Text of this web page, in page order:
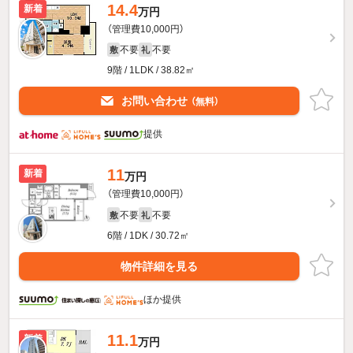
新着 14.4万円
（管理費10,000円）
敷 不要 礼 不要
9階 / 1LDK / 38.82㎡
お問い合わせ （無料）
提供
新着 11万円
（管理費10,000円）
敷 不要 礼 不要
6階 / 1DK / 30.72㎡
物件詳細を見る
ほか提供
新着 11.1万円